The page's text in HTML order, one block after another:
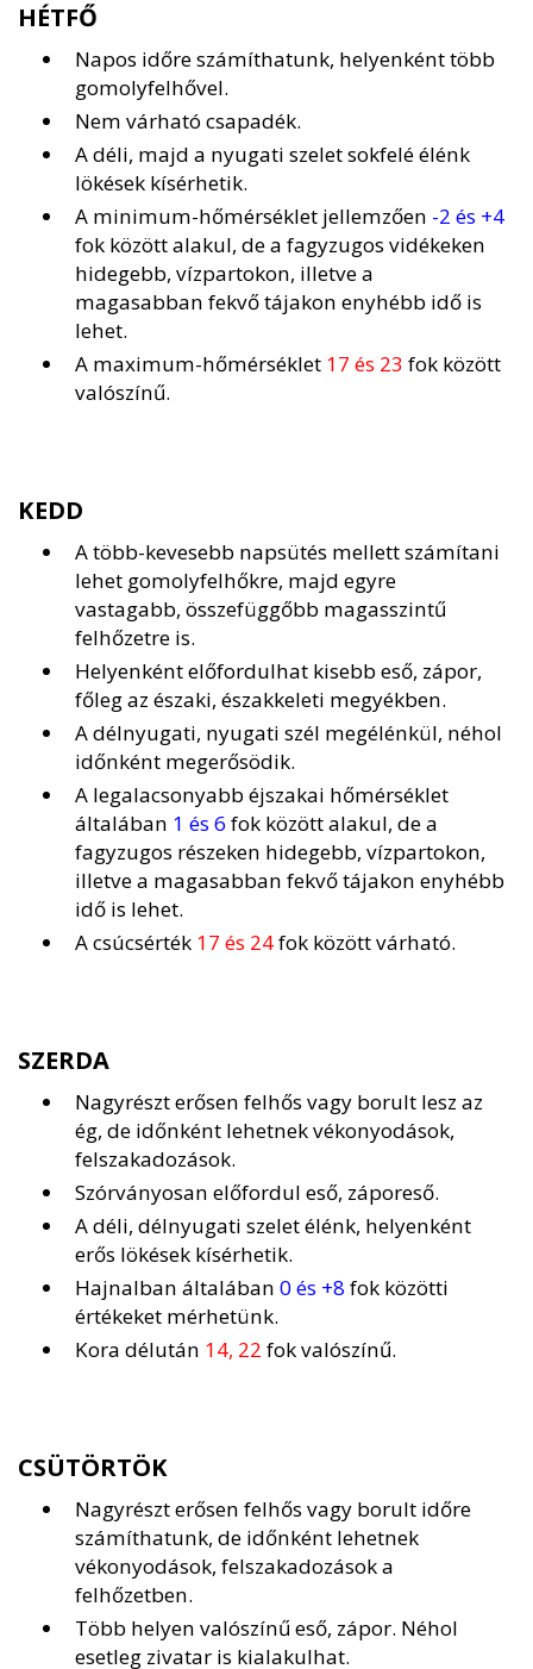
HÉTFŐ
Napos időre számíthatunk, helyenként több
gomolyfelhővel.
Nem várható csapadék.
A déli, majd a nyugati szelet sokfelé élénk
lökések kísérhetik.
A minimum-hőmérséklet jellemzően -2 és +4
fok között alakul, de a fagyzugos vidékeken
hidegebb, vízpartokon, illetve a
magasabban fekvő tájakon enyhébb idő is
lehet.
A maximum-hőmérséklet 17 és 23 fok között
valószínű.
KEDD
A több-kevesebb napsütés mellett számítani
lehet gomolyfelhőkre, majd egyre
vastagabb, összefüggőbb magasszintű
felhőzetre is.
Helyenként előfordulhat kisebb eső, zápor,
főleg az északi, északkeleti megyékben.
A délnyugati, nyugati szél megélénkül, néhol
időnként megerősödik.
A legalacsonyabb éjszakai hőmérséklet
általában 1 és 6 fok között alakul, de a
fagyzugos részeken hidegebb, vízpartokon,
illetve a magasabban fekvő tájakon enyhébb
idő is lehet.
A csúcsérték 17 és 24fok között várható.
SZERDA
Nagyrészt erősen felhős vagy borult lesz az
ég, de időnként lehetnek vékonyodások,
felszakadozások.
Szórványosan előfordul eső, záporeső.
A déli, délnyugati szelet élénk, helyenként
erős lökések kísérhetik.
Hajnalban általában 0 és +8 fok közötti
értékeket mérhetünk.
Kora délután 14, 22 fok valószínű.
CSÜTÖRTÖK
Nagyrészt erősen felhős vagy borult időre
számíthatunk, de időnként lehetnek
vékonyodások, felszakadozások a
felhőzetben.
Több helyen valószínű eső, zápor. Néhol
esetleg zivatar is kialakulhat.